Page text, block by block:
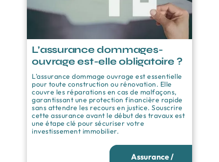
L’assurance dommages-
ouvrage est-elle obligatoire ?
L'assurance dommage ouvrage est essentielle
pour toute construction ou rénovation. Elle
couvre les réparations en cas de malfaçons,
garantissant une protection financière rapide
sans attendre les recours en justice. Souscrire
cette assurance avant le début des travaux est
une étape clé pour sécuriser votre
investissement immobilier.
Assurance /